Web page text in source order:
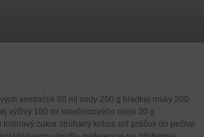
semiačok 60 ml vody 250 g hladkej múky 200
výživy 100 ml slnečnicového oleja 20 g
cukor strúhaný kokos soľ prášok do pečiva